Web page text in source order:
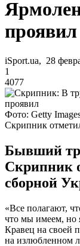
проявил
iSport.ua, 28
1
4077
Фото: Getty
Скрипник
Бывший
Скрипник
сборной
«Все полагают,
что мы имеем, но
Кравец на своей
на излюбленном